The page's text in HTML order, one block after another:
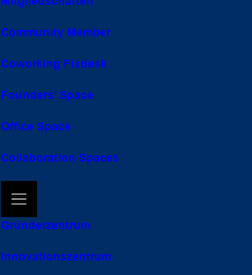
Community Member
Coworking Fixdesk
Founders’ Space
Office Space
Collaboration Spaces
Gründerzentrum
Innovationszentrum